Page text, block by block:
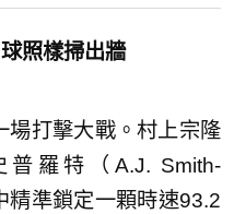
照樣掃出牆
場打擊大戰。村上宗隆
羅特（A.J. Smith-
精準鎖定一顆時速93.2